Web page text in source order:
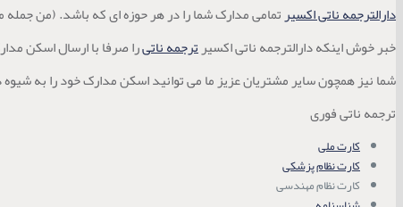
دارالترجمه ناتی اکسیرتمامی مدارک شما را در هر حوزه ای که باشد. (من جمله
خبر خوش اینکه دارالترجمه ناتی اکسیرترجمه ناتیرا صرفا با ارسال اسکن
شما نیز همچون سایر مشتریان عزیز ما می توانید اسکن مدارک خود را به
ترجمه ناتی فوری
کارت ملی
کارت نظام پزشکی
کارت نظام مهندسی